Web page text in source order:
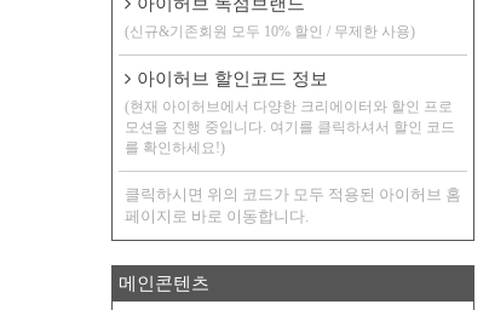
아이허브 독점브랜드
(신규&기존회원 모두 10% 할인 / 무제한 사용)
아이허브 할인코드 정보
(현재 아이허브에서 다양한 크리에이터와 할인 프로
모션을 진행 중입니다. 여기를 클릭하셔서 할인 코드
를 확인하세요!)
클릭하시면 위의 코드가 모두 적용된 아이허브 홈
페이지로 바로 이동합니다.
메인콘텐츠